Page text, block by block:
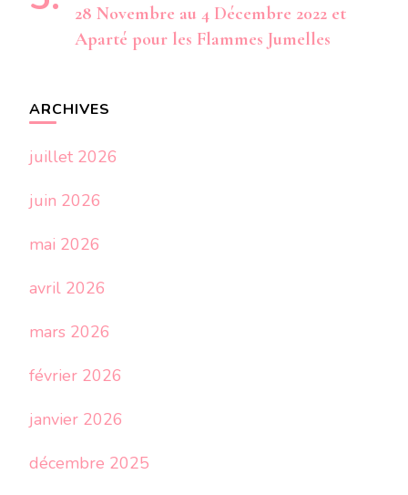
28 Novembre au 4 Décembre 2022 et
Aparté pour les Flammes Jumelles
ARCHIVES
juillet 2026
juin 2026
mai 2026
avril 2026
mars 2026
février 2026
janvier 2026
décembre 2025